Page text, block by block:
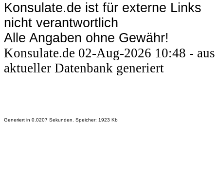
Konsulate.de ist für externe Links
nicht verantwortlich
Alle Angaben ohne Gewähr!
Konsulate.de 02-Aug-2026 10:48 - aus
aktueller Datenbank generiert
Generiert in 0.0207 Sekunden. Speicher: 1923 Kb